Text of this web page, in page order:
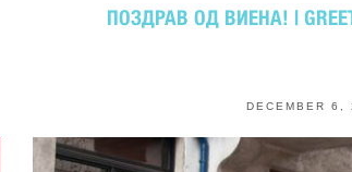
ПОЗДРАВ ОД ВИЕНА! |
DECEMBER 6,